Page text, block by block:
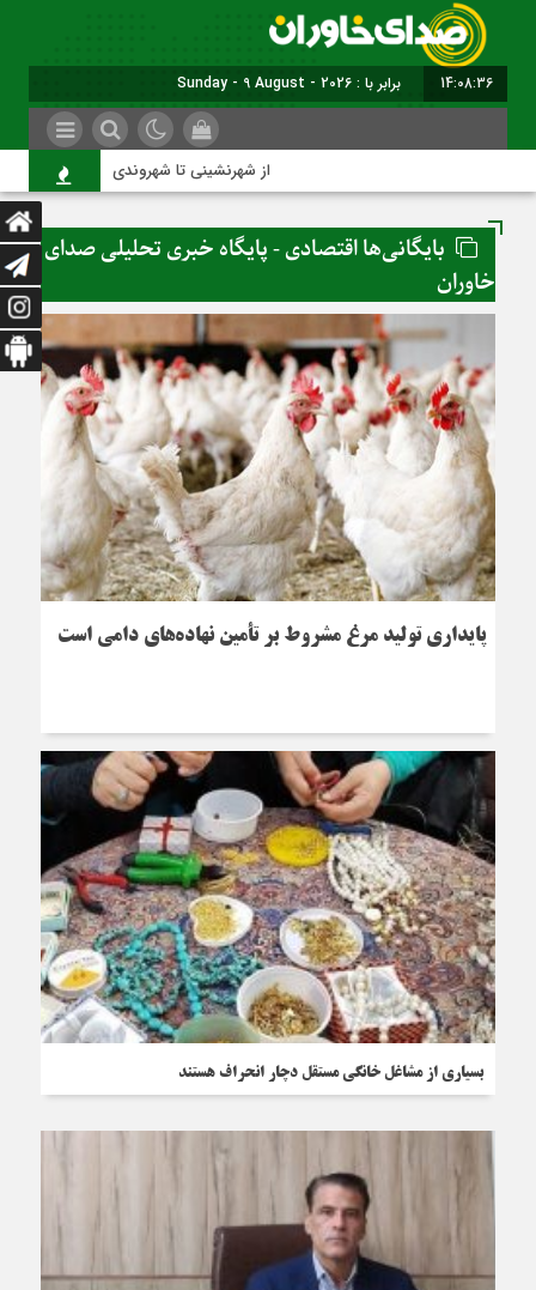
14:08:37 برابر با : Sunday - 9 August - 2026
از شهرنشینی تا شهروندی
بایگانی‌ها اقتصادی - پایگاه خبری تحلیلی صدای
خاوران
پایداری تولید مرغ مشروط بر تأمین نهاده‌های دامی است
بسیاری از مشاغل خانگی مستقل دچار انحراف هستند